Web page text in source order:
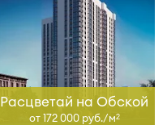
Расцветай на Обской
от 172 000 руб./м2